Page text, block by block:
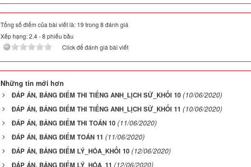
Tổng số điểm của bài viết là: 19 trong 8 đánh giá
Xếp hạng:2.4-8 phiếu bầu
Click để đánh giá bài viết
Những tin mới hơn
ĐÁP ÁN, BẢNG ĐIỂM THI TIẾNG ANH_LỊCH SỬ_KHỐI 10 (10/06/2020)
ĐÁP ÁN, BẢNG ĐIỂM THI TIẾNG ANH_LỊCH SỬ_KHỐI 11 (10/06/2020)
ĐÁP ÁN, BẢNG ĐIỂM THI TOÁN 10 (11/06/2020)
ĐÁP ÁN, BẢNG ĐIỂM TOÁN 11 (11/06/2020)
ĐÁP ÁN, BẢNG ĐIỂM LÝ_HÓA_KHỐI 10 (12/06/2020)
ĐÁP ÁN, BẢNG ĐIỂM LÝ_HÓA_11 (12/06/2020)